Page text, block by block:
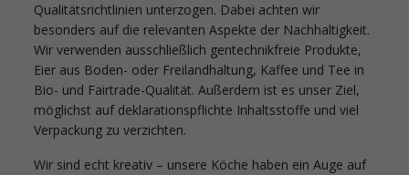
Qualitätsrichtlinien unterzogen. Dabei achten wir
besonders auf die relevanten Aspekte der Nachhaltigkeit.
Wir verwenden ausschließlich gentechnikfreie Produkte,
Eier aus Boden- oder Freilandhaltung, Kaffee und Tee in
Bio- und Fairtrade-Qualität. Außerdem ist es unser Ziel,
möglichst auf deklarationspflichte Inhaltsstoffe und viel
Verpackung zu verzichten.
Wir sind echt kreativ – unsere Köche haben ein Auge auf